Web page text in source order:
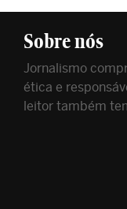
Sobre nós
Jornalismo
ética e
leitor também